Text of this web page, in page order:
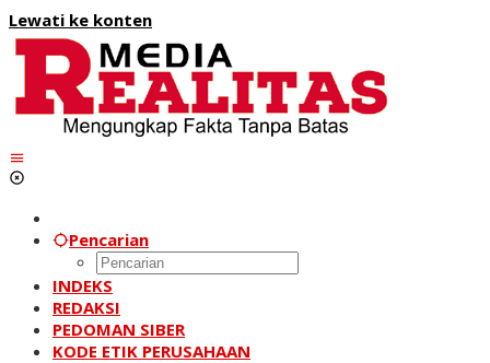
Lewati ke konten
Pencarian
INDEKS
REDAKSI
PEDOMAN SIBER
KODE ETIK PERUSAHAAN